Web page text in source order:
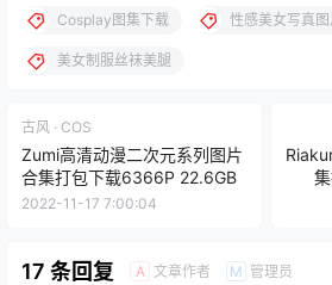
Cosplay图集下载 性感美女写真图
美女制服丝袜美腿
古风 · COS
Zumi高清动漫二次元系列图片
合集打包下载6366P 22.6GB
2022-11-17 7:00:04
17 条回复 A 文章作者 M 管理员